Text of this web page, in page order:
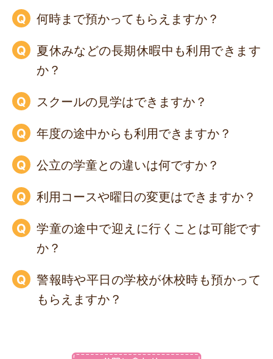
何時まで預かってもらえますか？
夏休みなどの長期休暇中も利用できます
か？
スクールの見学はできますか？
年度の途中からも利用できますか？
公立の学童との違いは何ですか？
利用コースや曜日の変更はできますか？
学童の途中で迎えに行くことは可能です
か？
警報時や平日の学校が休校時も預かって
もらえますか？